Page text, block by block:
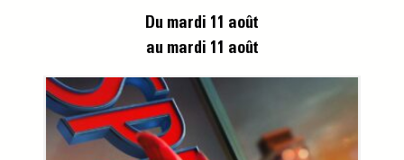
Du mardi 11 août
au mardi 11 août